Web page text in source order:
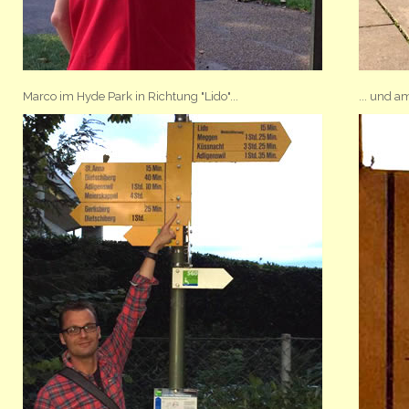
Marco im Hyde Park in Richtung "Lido"... ... und